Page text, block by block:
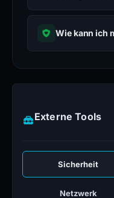
Wie kann ich
Externe Tools
Sicherheit
Netzwerk